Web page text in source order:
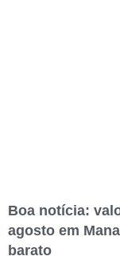
Boa notícia:
agosto em
barato